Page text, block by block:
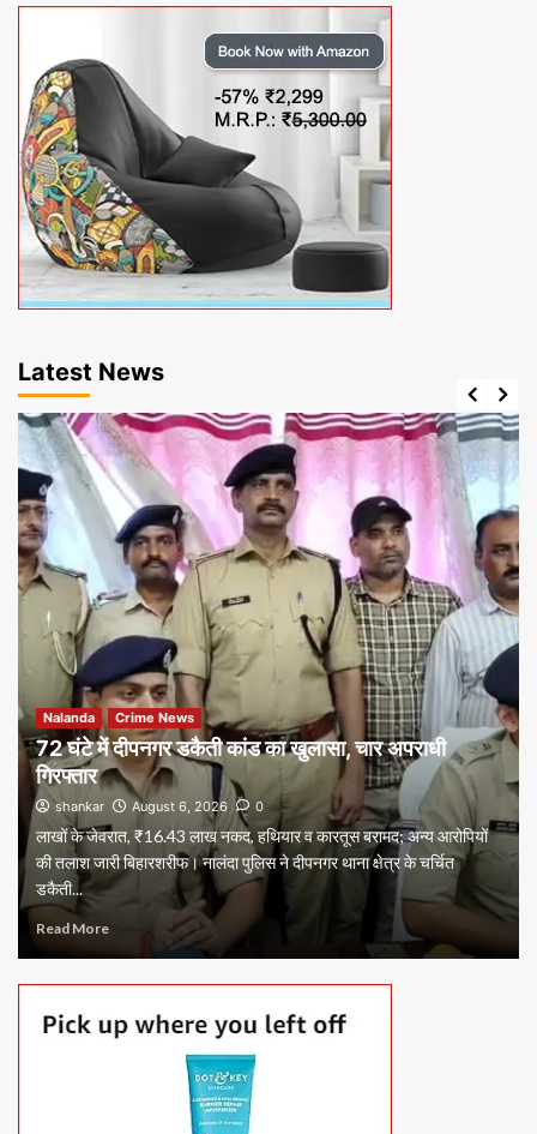
Latest News
Nalanda Crime News
72 घंटे में दीपनगर डकैती कांड का खुलासा, चार अपराधी
गिरफ्तार
shankar August 6, 2026 0
लाखों के जेवरात, ₹16.43 लाख नकद, हथियार व कारतूस बरामद; अन्य आरोपियों
की तलाश जारी बिहारशरीफ। नालंदा पुलिस ने दीपनगर थाना क्षेत्र के चर्चित
डकैती...
Read More